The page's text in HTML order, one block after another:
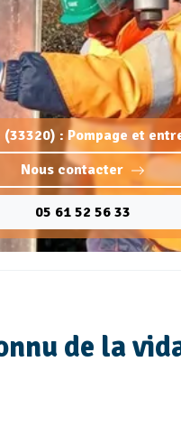
: Pompage et
Nous contacter
05 61 52 56 33
de la